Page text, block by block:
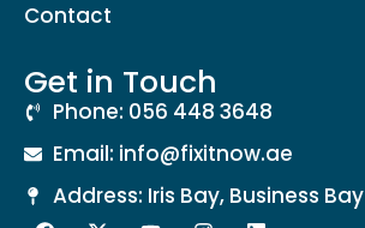
Contact
Get in Touch
Phone: 056 448 3648
Email: info@fixitnow.ae
Address: Iris Bay, Business Bay